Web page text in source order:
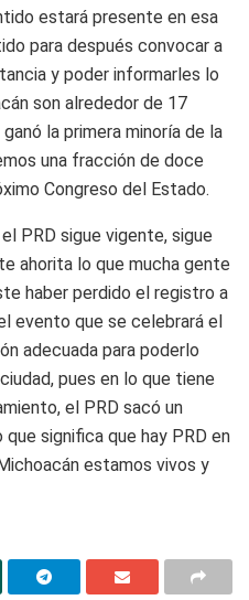
estará presente en esa
para después convocar a
y poder informarles lo
son alrededor de 17
la primera minoría de la
una fracción de doce
Congreso del Estado.
PRD sigue vigente, sigue
ahorita lo que mucha gente
haber perdido el registro a
evento que se celebrará el
adecuada para poderlo
pues en lo que tiene
el PRD sacó un
significa que hay PRD en
estamos vivos y